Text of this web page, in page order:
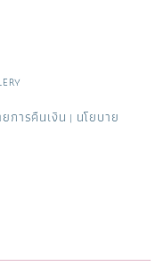
การคืนเงิน | นโยบาย